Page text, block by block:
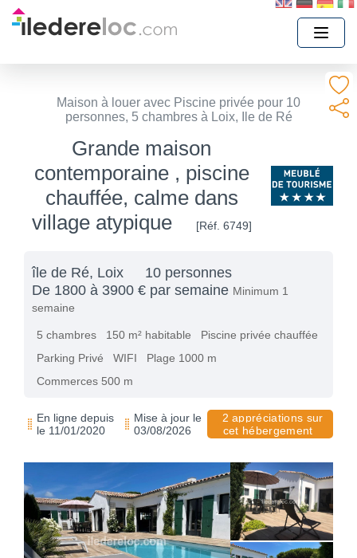
Maison à louer avec Piscine privée pour 10
personnes, 5 chambres à Loix, Ile de Ré
Grande maison
contemporaine , piscine
chauffée, calme dans
village atypique
[Réf. 6749]
île de Ré, Loix
10 personnes
De 1800 à 3900 € par semaine Minimum 1
semaine
5 chambres 150 m² habitable
Piscine privée chauffée
Parking Privé
WIFI
Plage 1000 m
Commerces 500 m
En ligne depuis
le 11/01/2020
Mise à jour le
03/08/2026
2 appréciations sur
cet hébergement